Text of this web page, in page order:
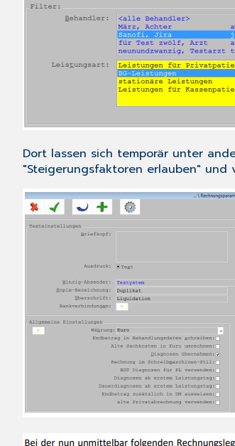
Dort lassen sich temporär unter
"Steigerungsfaktoren erlauben" und